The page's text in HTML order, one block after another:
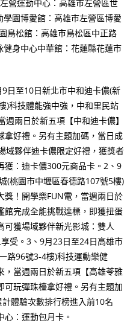
營運動中心：高雄市左營區世
園博愛館：高雄市左營區博愛
鳥松館：高雄市鳥松區中正路
身中心中華館：花蓮縣花蓮市
日至10日新北市中和迪卡儂(新
)科技體能強中強，中和里民站
兩日於新五項【中和迪卡儂】
拿好禮。另有主題加碼，當日成
域夥伴迪卡儂限定好禮，獲獎者
獲：迪卡儂300元商品卡。2、9
(桃園市中壢區春德路107號5樓)
獎！開學樂FUN電，當週兩日於
館完成全能挑戰達標，即獲扭蛋
獲場域夥伴新光影城：雙人
受。3、9月23日至24日高雄市
路96號3-4樓)科技運動樂健
，當週兩日於新五項【高雄苓雅
玩彈珠檯拿好禮。另有主題加
體驗次數排行榜進入前10名
：運動包月卡。